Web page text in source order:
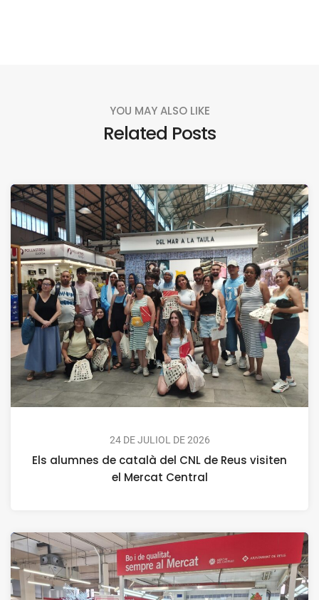
YOU MAY ALSO LIKE
Related Posts
24 DE JULIOL DE 2026
Els alumnes de català del CNL de Reus visiten
el Mercat Central